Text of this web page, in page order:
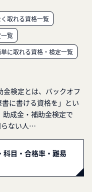
取れる資格一覧
覧
に取れる資格・検定一覧
検定とは、バックオフ
に書ける資格を」とい
助成金・補助金検定で
らない人…
科目・合格率・難易